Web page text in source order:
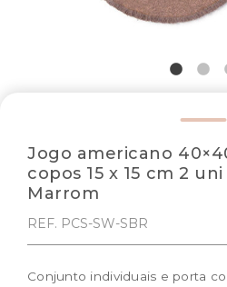
Jogo americano
copos 15 x 15 cm 2
Marrom
REF. PCS-SW-SBR
Conjunto individuais e porta